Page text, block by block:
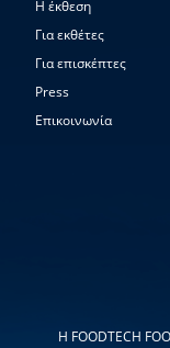
H έκθεση
Για εκθέτες
Για επισκέπτες
Press
Επικοινωνία
Η FOODTECH